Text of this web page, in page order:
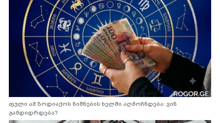
ფული ამ ზოდიაქოს ნიშნების ხელში აღმოჩნდება: ვინ
გამდიდრდება?